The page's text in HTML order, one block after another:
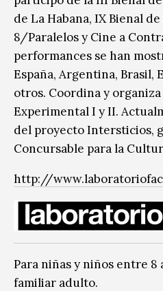
de La Habana, IX Bienal
8/Paralelos y Cine a
performances se han
España, Argentina, Brasil,
otros. Coordina y
Experimental I y II.
del proyecto Intersticios,
Concursable para la
http://
Para niñas y niños entre 8
familiar adulto.